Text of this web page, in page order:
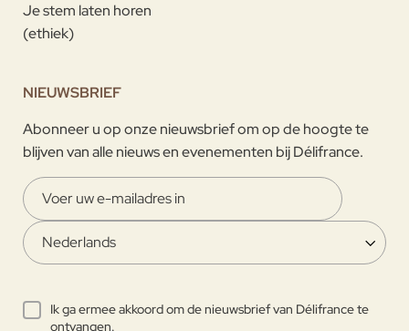
Je stem laten horen
(ethiek)
NIEUWSBRIEF
Abonneer u op onze nieuwsbrief om op de hoogte te
blijven van alle nieuws en evenementen bij Délifrance.
Ik ga ermee akkoord om de nieuwsbrief van Délifrance te
ontvangen.